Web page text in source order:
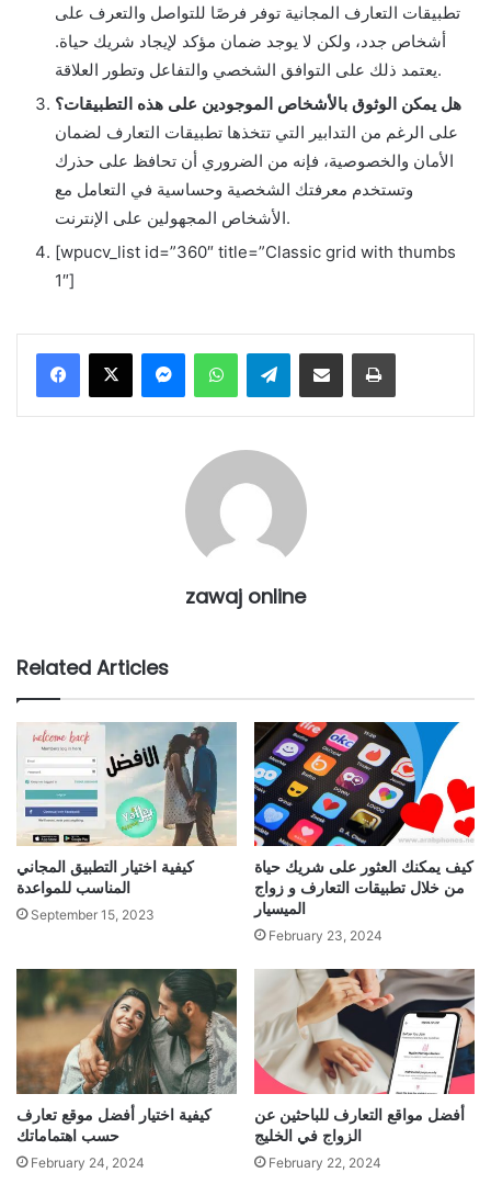
تطبيقات التعارف المجانية توفر فرصًا للتواصل والتعرف على
أشخاص جدد، ولكن لا يوجد ضمان مؤكد لإيجاد شريك حياة.
يعتمد ذلك على التوافق الشخصي والتفاعل وتطور العلاقة.
هل يمكن الوثوق بالأشخاص الموجودين على هذه التطبيقات؟
على الرغم من التدابير التي تتخذها تطبيقات التعارف لضمان
الأمان والخصوصية، فإنه من الضروري أن تحافظ على حذرك
وتستخدم معرفتك الشخصية وحساسية في التعامل مع
الأشخاص المجهولين على الإنترنت.
[wpucv_list id=”360″ title=”Classic grid with thumbs
1″]
MessengerWhatsAppTelegramShare via Email Print
zawaj online
Related Articles
كيفية اختيار التطبيق المجاني
المناسب للمواعدة
September 15, 2023
كيف يمكنك العثور على شريك حياة
من خلال تطبيقات التعارف و زواج
الميسيار
February 23, 2024
كيفية اختيار أفضل موقع تعارف
حسب اهتماماتك
February 24, 2024
أفضل مواقع التعارف للباحثين عن
الزواج في الخليج
February 22, 2024